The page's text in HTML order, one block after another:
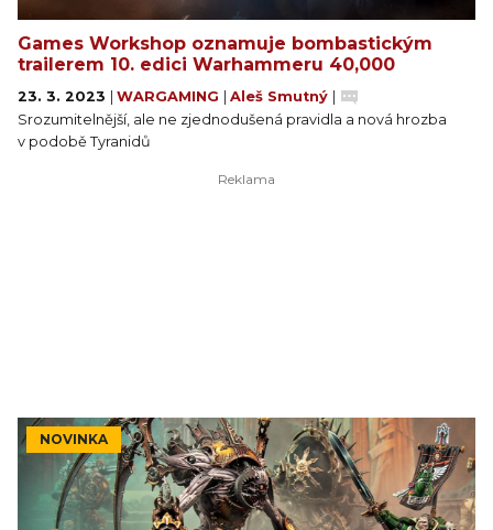
Games Workshop oznamuje bombastickým
trailerem 10. edici Warhammeru 40,000
23. 3. 2023 WARGAMING Aleš Smutný
Srozumitelnější, ale ne zjednodušená pravidla a nová hrozba
v podobě Tyranidů
NOVINKA